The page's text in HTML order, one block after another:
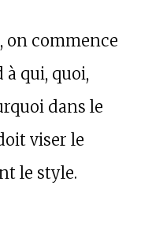
on commence
à qui, quoi,
dans le
viser le
le style.